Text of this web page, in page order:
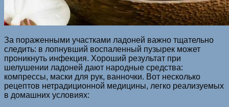
За пораженными участками ладоней важно тщательно
следить: в лопнувший воспаленный пузырек может
проникнуть инфекция. Хороший результат при
шелушении ладоней дают народные средства:
компрессы, маски для рук, ванночки. Вот несколько
рецептов нетрадиционной медицины, легко реализуемых
в домашних условиях: